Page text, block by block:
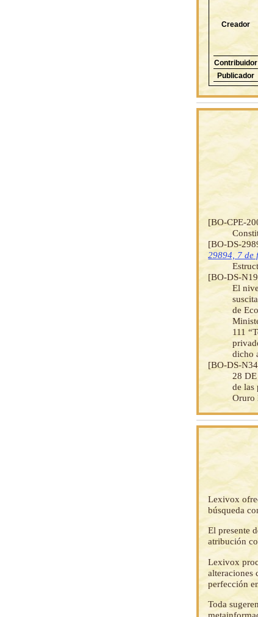
Creador
Contribuidor
Publicador
[BO-CPE-
[BO-DS-
29894, 7 de
[BO-DS-
El
de
111
dicho
[BO-DS-
28
de las
Oruro
Lexivox
búsqueda
El presente
atribución
Lexivox
alteraciones
perfección
Toda